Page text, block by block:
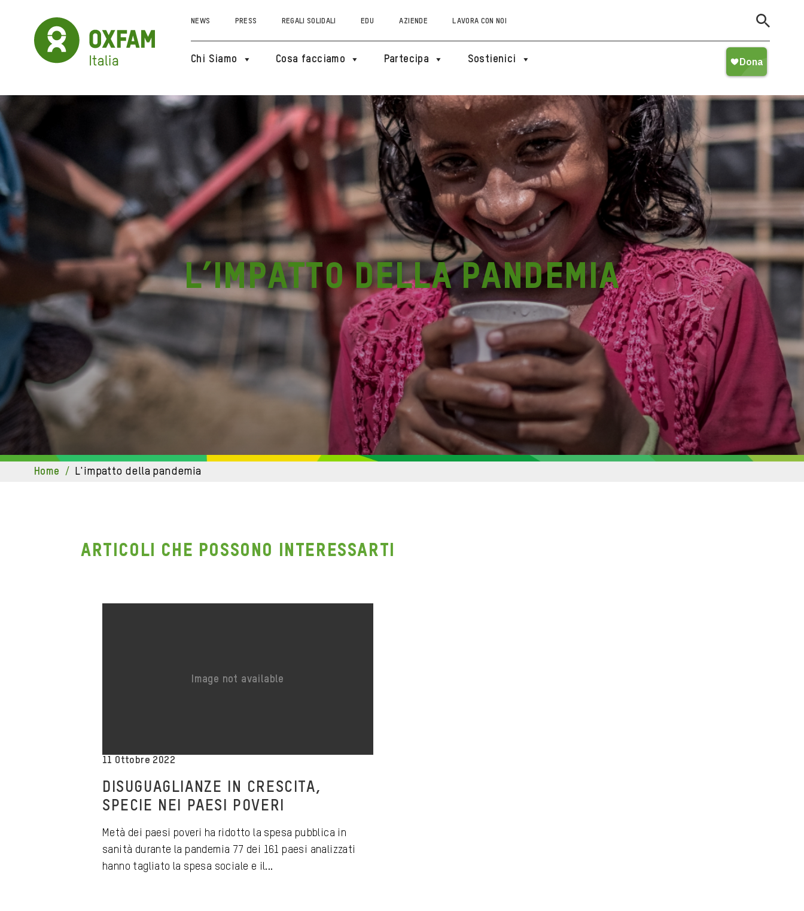
NEWS PRESS REGALI SOLIDALI EDU AZIENDE LAVORA CON NOI
Chi Siamo Cosa facciamo Partecipa Sostienici
L’impatto della pandemia
home / l'impatto della pandemia
ARTICOLI CHE POSSONO INTERESSARTI
11 Ottobre 2022
DISUGUAGLIANZE IN CRESCITA,
SPECIE NEI PAESI POVERI
Metà dei paesi poveri ha ridotto la spesa pubblica in
sanità durante la pandemia 77 dei 161 paesi analizzati
hanno tagliato la spesa sociale e il...